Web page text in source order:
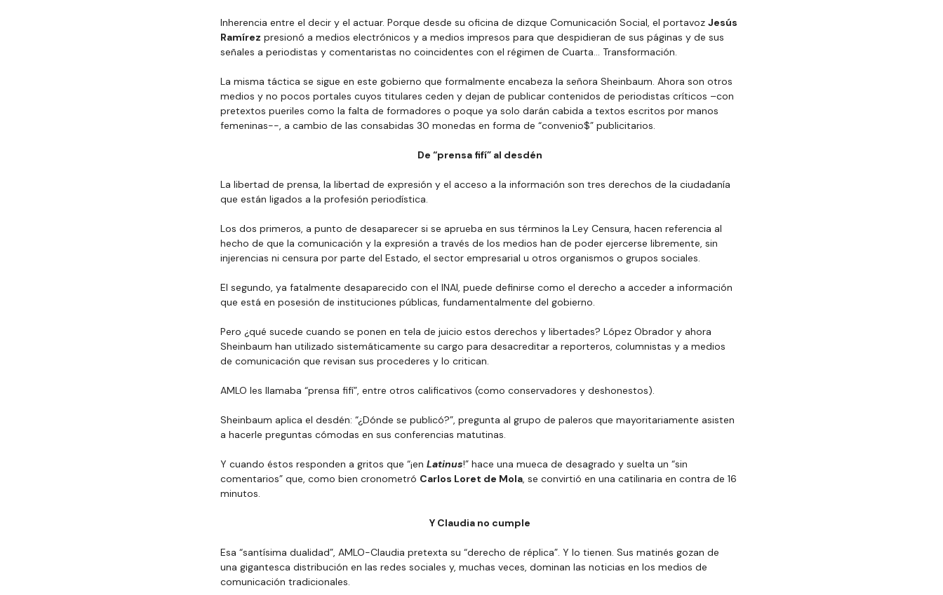
Inherencia entre el decir y el actuar. Porque desde su oficina de dizque Comunicación Social, el portavoz Jesús
Ramírez presionó a medios electrónicos y a medios impresos para que despidieran de sus páginas y de sus
señales a periodistas y comentaristas no coincidentes con el régimen de Cuarta… Transformación.
La misma táctica se sigue en este gobierno que formalmente encabeza la señora Sheinbaum. Ahora son otros
medios y no pocos portales cuyos titulares ceden y dejan de publicar contenidos de periodistas críticos –con
pretextos pueriles como la falta de formadores o poque ya solo darán cabida a textos escritos por manos
femeninas--, a cambio de las consabidas 30 monedas en forma de “convenio$” publicitarios.
De “prensa fifí” al desdén
La libertad de prensa, la libertad de expresión y el acceso a la información son tres derechos de la ciudadanía
que están ligados a la profesión periodística.
Los dos primeros, a punto de desaparecer si se aprueba en sus términos la Ley Censura, hacen referencia al
hecho de que la comunicación y la expresión a través de los medios han de poder ejercerse libremente, sin
injerencias ni censura por parte del Estado, el sector empresarial u otros organismos o grupos sociales.
El segundo, ya fatalmente desaparecido con el INAI, puede definirse como el derecho a acceder a información
que está en posesión de instituciones públicas, fundamentalmente del gobierno.
Pero ¿qué sucede cuando se ponen en tela de juicio estos derechos y libertades? López Obrador y ahora
Sheinbaum han utilizado sistemáticamente su cargo para desacreditar a reporteros, columnistas y a medios
de comunicación que revisan sus procederes y lo critican.
AMLO les llamaba “prensa fifí”, entre otros calificativos (como conservadores y deshonestos).
Sheinbaum aplica el desdén: “¿Dónde se publicó?”, pregunta al grupo de paleros que mayoritariamente asisten
a hacerle preguntas cómodas en sus conferencias matutinas.
Y cuando éstos responden a gritos que “¡en Latinus!” hace una mueca de desagrado y suelta un “sin
comentarios” que, como bien cronometró Carlos Loret de Mola, se convirtió en una catilinaria en contra de 16
minutos.
Y Claudia no cumple
Esa “santísima dualidad”, AMLO-Claudia pretexta su “derecho de réplica”. Y lo tienen. Sus matinés gozan de
una gigantesca distribución en las redes sociales y, muchas veces, dominan las noticias en los medios de
comunicación tradicionales.